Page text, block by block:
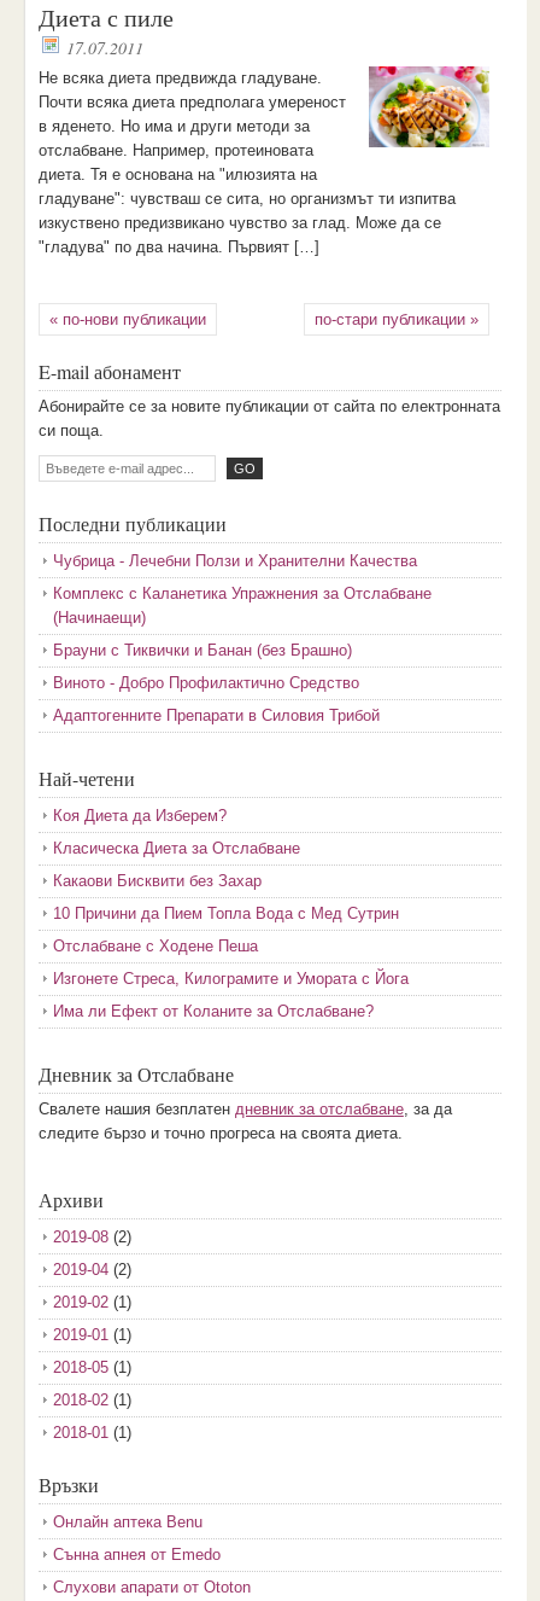
Диета с пиле
17.07.2011
Не всяка диета предвижда гладуване.
Почти всяка диета предполага умереност
в яденето. Но има и други методи за
отслабване. Например, протеиновата
диета. Тя е основана на "илюзията на
гладуване": чувстваш се сита, но организмът ти изпитва
изкуствено предизвикано чувство за глад. Може да се
"гладува" по два начина. Първият […]
« по-нови публикации по-стари публикации »
E-mail абонамент
Aбoниpaйтe ce зa нoвитe пyбликaции oт caйтa пo eлeктpoннaтa
cи пoщa.
Последни публикации
Чубрица - Лечебни Ползи и Хранителни Качества
Комплекс с Каланетика Упражнения за Отслабване
(Начинаещи)
Брауни с Тиквички и Банан (без Брашно)
Виното - Добро Профилактично Средство
Адаптогенните Препарати в Силовия Трибой
Най-четени
Коя Диета да Изберем?
Класическа Диета за Отслабване
Какаови Бисквити без Захар
10 Причини да Пием Топла Вода с Мед Сутрин
Отслабване с Ходене Пеша
Изгонете Стреса, Килограмите и Умората с Йога
Има ли Ефект от Коланите за Отслабване?
Дневник за Отслабване
Свалете нашия безплатен дневник за отслабване, за да
следите бързо и точно прогреса на своята диета.
Архиви
2019-08(2)
2019-04(2)
2019-02(1)
2019-01(1)
2018-05(1)
2018-02(1)
2018-01(1)
2017-11
2017-10(3)
2017-08(3)
2017-07(1)
Връзки
Онлайн аптека Benu
Сънна апнея от Emedo
Слухови апарати от Ototon